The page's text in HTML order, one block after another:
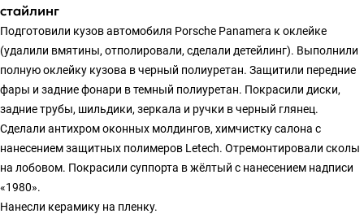
стайлинг
Подготовили кузов автомобиля Porsche Panamera к оклейке
(удалили вмятины, отполировали, сделали детейлинг). Выполнили
полную оклейку кузова в черный полиуретан. Защитили передние
фары и задние фонари в темный полиуретан. Покрасили диски,
задние трубы, шильдики, зеркала и ручки в черный глянец.
Сделали антихром оконных молдингов, химчистку салона с
нанесением защитных полимеров Letech. Отремонтировали сколы
на лобовом. Покрасили суппорта в жёлтый с нанесением надписи
«1980».
Нанесли керамику на пленку.